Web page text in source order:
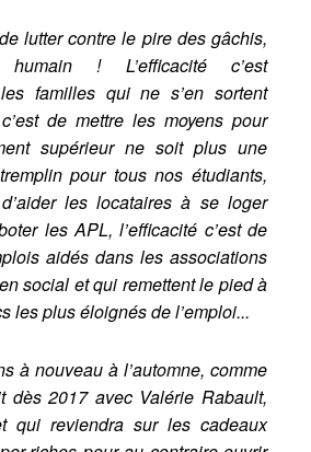
de lutter contre le pire des gâchis,
! L’efficacité c’est
les familles qui ne s’en sortent
de mettre les moyens pour
supérieur ne soit plus une
pour tous nos étudiants,
d’aider les locataires à se loger
les APL, l’efficacité c’est de
aidés dans les associations
social et qui remettent le pied à
les plus éloignés de l’emploi...
à nouveau à l’automne, comme
dès 2017 avec Valérie Rabault,
qui reviendra sur les cadeaux